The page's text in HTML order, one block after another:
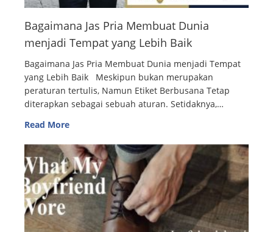
Bagaimana Jas Pria Membuat Dunia
menjadi Tempat yang Lebih Baik
Bagaimana Jas Pria Membuat Dunia menjadi Tempat
yang Lebih Baik Meskipun bukan merupakan
peraturan tertulis, Namun Etiket Berbusana Tetap
diterapkan sebagai sebuah aturan. Setidaknya,…
Read More